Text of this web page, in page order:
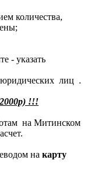
количества,
- указать
юридических лиц .
!!!
на Митинском
на карту